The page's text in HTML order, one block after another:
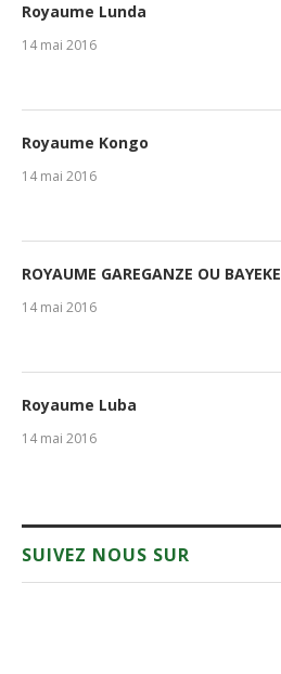
Royaume Lunda
14 mai 2016
Royaume Kongo
14 mai 2016
ROYAUME GAREGANZE OU BAYEKE
14 mai 2016
Royaume Luba
14 mai 2016
SUIVEZ NOUS SUR